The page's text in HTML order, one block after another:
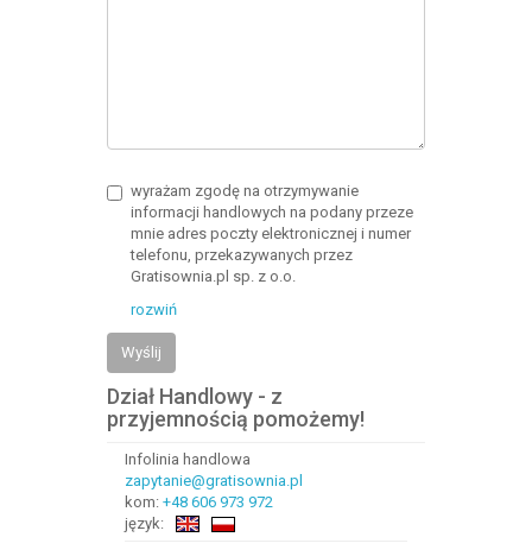
wyrażam zgodę na otrzymywanie
informacji handlowych na podany przeze
mnie adres poczty elektronicznej i numer
telefonu, przekazywanych przez
Gratisownia.pl sp. z o.o.
rozwiń
Wyślij
Dział Handlowy - z
przyjemnością pomożemy!
Infolinia handlowa
zapytanie@gratisownia.pl
kom: +48 606 973 972
język: